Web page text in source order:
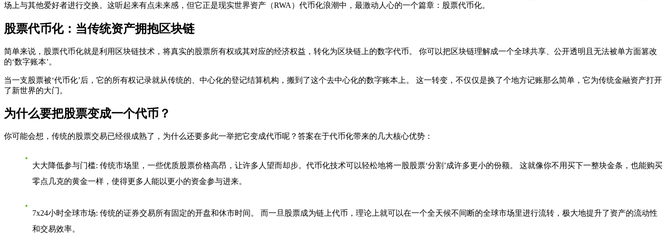
场上与其他爱好者进行交换。这听起来有点未来感，但它正是现实世界资产（RWA）代币化浪潮中，最激动人心的一个篇章：股票代币化。
股票代币化：当传统资产拥抱区块链
简单来说，股票代币化就是利用区块链技术，将真实的股票所有权或其对应的经济权益，转化为区块链上的数字代币。 你可以把区块链理解成一个全球共享、公开透明且无法被单方面篡改
的‘数字账本’。
当一支股票被‘代币化’后，它的所有权记录就从传统的、中心化的登记结算机构，搬到了这个去中心化的数字账本上。 这一转变，不仅仅是换了个地方记账那么简单，它为传统金融资产打开
了新世界的大门。
为什么要把股票变成一个代币？
你可能会想，传统的股票交易已经很成熟了，为什么还要多此一举把它变成代币呢？答案在于代币化带来的几大核心优势：
大大降低参与门槛: 传统市场里，一些优质股票价格高昂，让许多人望而却步。代币化技术可以轻松地将一股股票‘分割’成许多更小的份额。 这就像你不用买下一整块金条，也能购买
零点几克的黄金一样，使得更多人能以更小的资金参与进来。
7x24小时全球市场: 传统的证券交易所有固定的开盘和休市时间。 而一旦股票成为链上代币，理论上就可以在一个全天候不间断的全球市场里进行流转，极大地提升了资产的流动性
和交易效率。